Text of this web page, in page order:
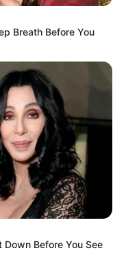
Breath Before You
Down Before You See